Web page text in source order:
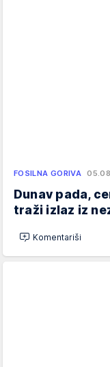
FOSILNA GORIVA
Dunav pada,
traži izlaz iz
Komentariši